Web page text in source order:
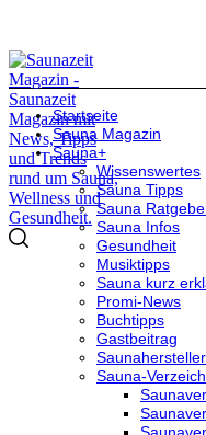
Startseite
Sauna Magazin
Sauna+
Wissenswertes
Sauna Tipps
Sauna
Sauna Infos
Gesundheit
Musiktipps
Sauna kurz
Promi-News
Buchtipps
Gastbeitrag
Saunahersteller
Sauna-